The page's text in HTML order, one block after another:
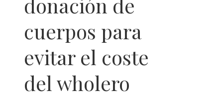
donación de
cuerpos para
evitar el coste
del wholero